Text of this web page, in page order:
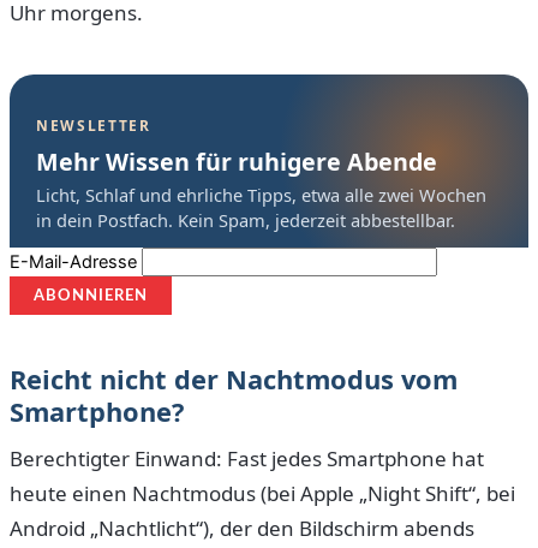
Uhr morgens.
NEWSLETTER
Mehr Wissen für ruhigere Abende
Licht, Schlaf und ehrliche Tipps, etwa alle zwei Wochen
in dein Postfach. Kein Spam, jederzeit abbestellbar.
E-Mail-Adresse
Reicht nicht der Nachtmodus vom
Smartphone?
Berechtigter Einwand: Fast jedes Smartphone hat
heute einen Nachtmodus (bei Apple „Night Shift“, bei
Android „Nachtlicht“), der den Bildschirm abends